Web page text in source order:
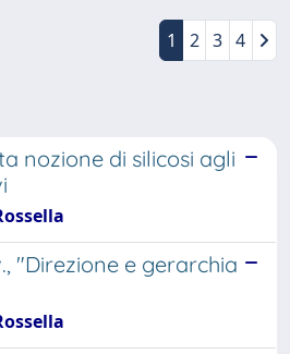
1 2 3 4
nozione di silicosi agli
"Direzione e gerarchia